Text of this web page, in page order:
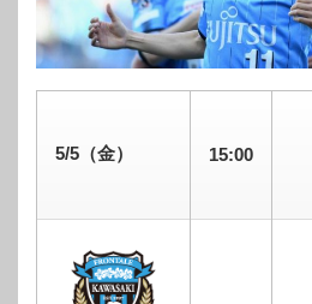
5/5（金） 15:00